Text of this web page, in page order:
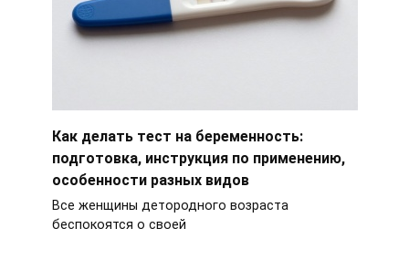
Как делать тест на беременность:
подготовка, инструкция по применению,
особенности разных видов
Все женщины детородного возраста
беспокоятся о своей